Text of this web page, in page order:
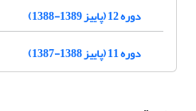
دوره 12 (پاییز 1389-1388)
دوره 11 (پاییز 1388-1387)